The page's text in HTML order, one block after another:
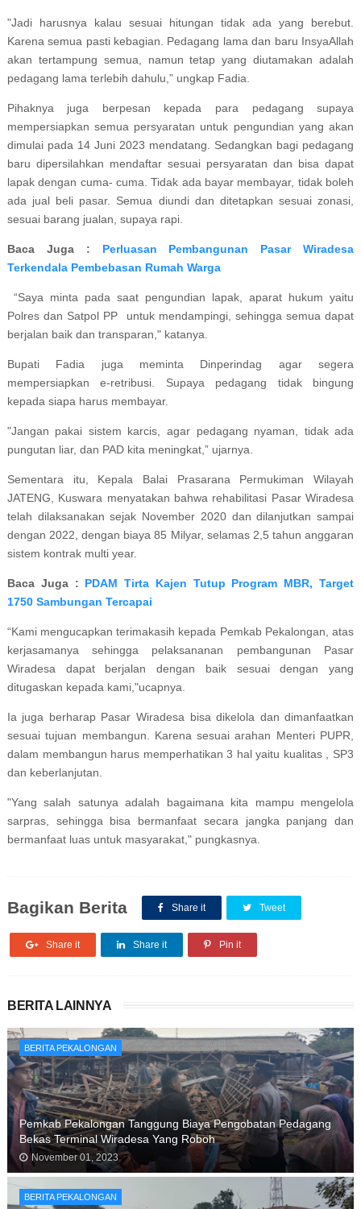
"Jadi harusnya kalau sesuai hitungan tidak ada yang berebut.
Karena semua pasti kebagian. Pedagang lama dan baru InsyaAllah
akan tertampung semua, namun tetap yang diutamakan adalah
pedagang lama terlebih dahulu,” ungkap Fadia.
Pihaknya juga berpesan kepada para pedagang supaya
mempersiapkan semua persyaratan untuk pengundian yang akan
dimulai pada 14 Juni 2023 mendatang. Sedangkan bagi pedagang
baru dipersilahkan mendaftar sesuai persyaratan dan bisa dapat
lapak dengan cuma- cuma. Tidak ada bayar membayar, tidak boleh
ada jual beli pasar. Semua diundi dan ditetapkan sesuai zonasi,
sesuai barang jualan, supaya rapi.
Baca Juga : Perluasan Pembangunan Pasar Wiradesa
Terkendala Pembebasan Rumah Warga
“Saya minta pada saat pengundian lapak, aparat hukum yaitu
Polres dan Satpol PP untuk mendampingi, sehingga semua dapat
berjalan baik dan transparan," katanya.
Bupati Fadia juga meminta Dinperindag agar segera
mempersiapkan e-retribusi. Supaya pedagang tidak bingung
kepada siapa harus membayar.
"Jangan pakai sistem karcis, agar pedagang nyaman, tidak ada
pungutan liar, dan PAD kita meningkat,” ujarnya.
Sementara itu, Kepala Balai Prasarana Permukiman Wilayah
JATENG, Kuswara menyatakan bahwa rehabilitasi Pasar Wiradesa
telah dilaksanakan sejak November 2020 dan dilanjutkan sampai
dengan 2022, dengan biaya 85 Milyar, selamas 2,5 tahun anggaran
sistem kontrak multi year.
Baca Juga : PDAM Tirta Kajen Tutup Program MBR, Target
1750 Sambungan Tercapai
“Kami mengucapkan terimakasih kepada Pemkab Pekalongan, atas
kerjasamanya sehingga pelaksananan pembangunan Pasar
Wiradesa dapat berjalan dengan baik sesuai dengan yang
ditugaskan kepada kami,"ucapnya.
Ia juga berharap Pasar Wiradesa bisa dikelola dan dimanfaatkan
sesuai tujuan membangun. Karena sesuai arahan Menteri PUPR,
dalam membangun harus memperhatikan 3 hal yaitu kualitas , SP3
dan keberlanjutan.
"Yang salah satunya adalah bagaimana kita mampu mengelola
sarpras, sehingga bisa bermanfaat secara jangka panjang dan
bermanfaat luas untuk masyarakat," pungkasnya.
Bagikan Berita Share it Tweet
Share it Share it Pin it
BERITA LAINNYA
BERITA PEKALONGAN
Pemkab Pekalongan Tanggung Biaya Pengobatan Pedagang
Bekas Terminal Wiradesa Yang Roboh
November 01, 2023
BERITA PEKALONGAN